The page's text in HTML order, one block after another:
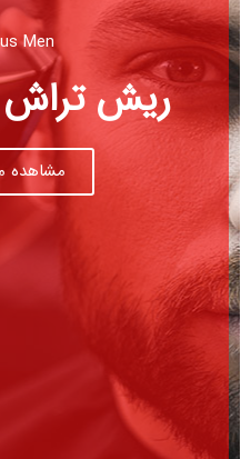
Men
ریش
مشاهده